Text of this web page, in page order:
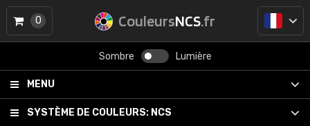
CouleursNCS.fr
Sombre Lumière
MENU
SYSTÈME DE COULEURS: NCS
0